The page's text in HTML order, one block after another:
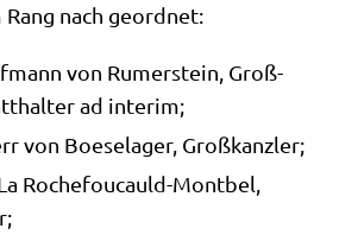
nach geordnet:
von Rum­er­stein, Groß­
ad interim;
von Boe­se­la­ger, Großkanzler;
Roche­fou­cauld-Mont­bel,